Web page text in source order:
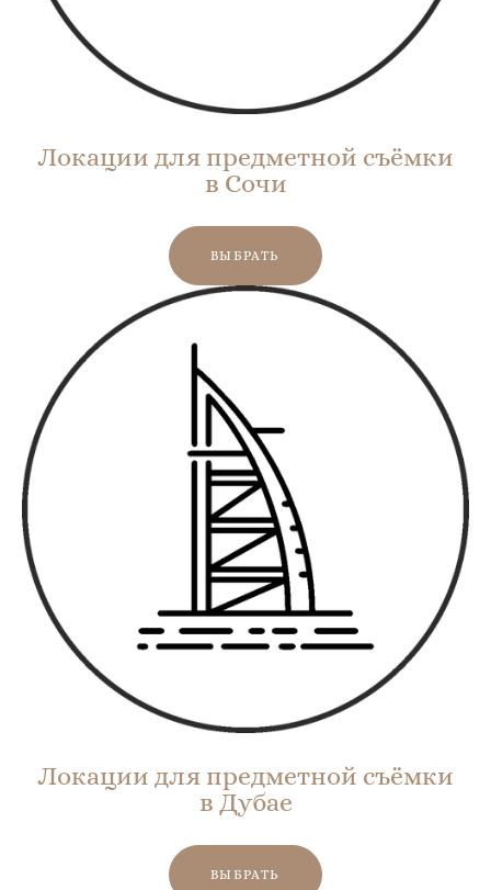
Локации для предметной съёмки
в Сочи
ВЫБРАТЬ
Локации для предметной съёмки
в Дубае
ВЫБРАТЬ